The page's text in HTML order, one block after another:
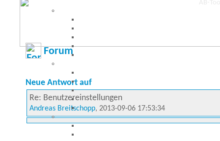
Forum
Neue Antwort auf
Re: Benutzereinstellungen
Andreas Breitschopp, 2013-09-06 17:53:34